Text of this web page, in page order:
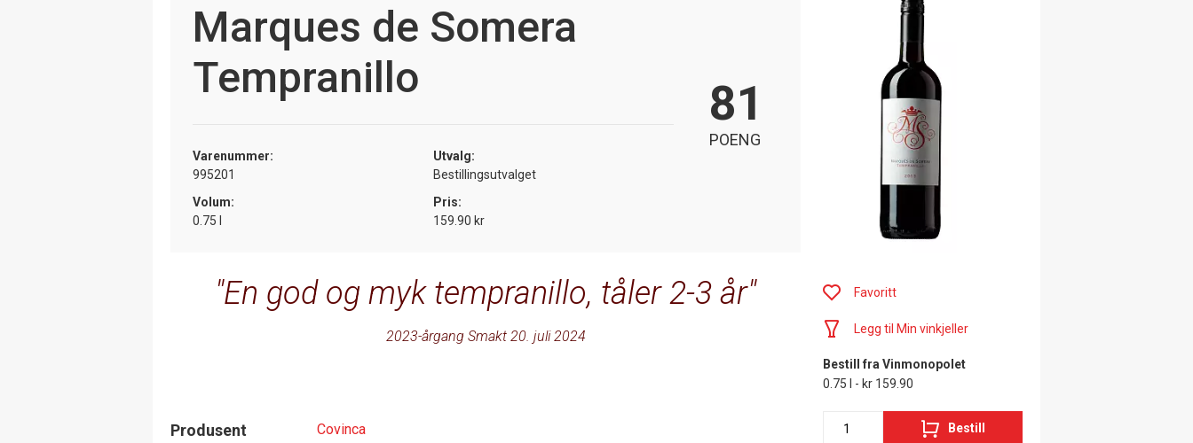
Marques de Somera
Tempranillo
Varenummer:
995201
Utvalg:
Bestillingsutvalget
Volum:
0.75 l
Pris:
159.90 kr
81
POENG
En god og myk tempranillo, tåler 2-3 år
2023-årgang Smakt 20. juli 2024
Produsent Covinca
Favoritt
Legg til Min vinkjeller
Bestill fra Vinmonopolet
0.75 l - kr 159.90
Bestill